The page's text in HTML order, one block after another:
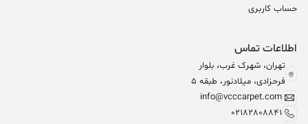
حساب کاربری
اطلاعات تماس
تهران، شهرک غرب، بلوار
فرحزادی، میلادنور، طبقه 5
info@vcccarpet.com
02182808841